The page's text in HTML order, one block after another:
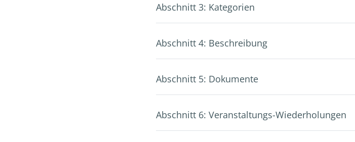
Abschnitt 3: Kategorien
Abschnitt 4: Beschreibung
Abschnitt 5: Dokumente
Abschnitt 6: Veranstaltungs-Wiederholungen